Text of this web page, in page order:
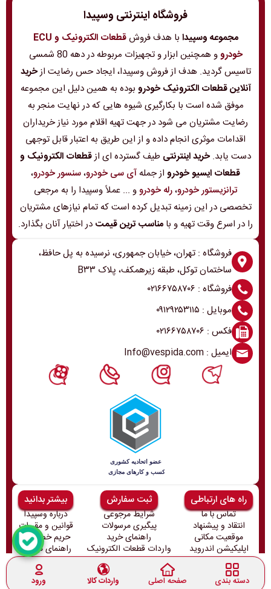
دسته بندی صفحه اصلی واردات کالا ورود
فروشگاه اینترنتی وسپیدا
مجموعه وسپیدا با هدف فروش
قطعات الکترونیک و ECU
خودرو
و همچنین ابزار و تجهیزات مربوطه در دهه 80 شمسی
تاسیس گردید. هدف از فروش وسپیدا، ایجاد حس رضایت ازخرید
آنلاین قطعات الکترونیک خودرو بوده به همین دلیل این مجموعه
موفق شده است با بکارگیری شیوه هایی که در نهایت منجر به
رضایت مشتریان می شود در جهت تهیه اقلام مورد نیاز خریداران
اقدامات موثری انجام داده و از این طریق به اعتبار قابل توجهی
دست یابد.خرید اینترنتی طیف گسترده ای ازقطعات الکترونیک و
قطعات ایسیو خودرو از جملهآی سی خودرو،سنسور خودرو،
ترانزیستور خودرو،رله خودرو و ... عملاً وسپیدا را به مرجعی
تخصصی در این زمینه تبدیل کرده است که تمام نیازهای مشتریان
را در اسرع وقت تهیه و با مناسب ترین قیمت در اختیار آنان بگذارد.
فروشگاه : تهران، خیابان جمهوری، نرسیده به پل حافظ،
ساختمان توکل، طبقه زیرهمکف، پلاک B۳۳
فروشگاه : ۰۲۱۶۶۷۵۸۷۰۶
موبایل : ۰۹۱۲۹۲۵۳۱۱۵
فکس : ۰۲۱۶۶۷۵۸۷۰۶
ایمیل : Info@vespida.com
راه های ارتباطی
تماس با ما
انتقاد و پیشنهاد
موقعیت مکانی
اپلیکیشن اندروید
ثبت سفارش
شرایط مرجوعی
پیگیری مرسولات
راهنمای خرید
واردات قطعات الکترونیک
بیشتر بدانید
درباره وسپیدا
قوانین و مقررات
حریم خصوصی
راهنمای ثبت‌نام
تمامی حقوق این سایت متعلق به وسپیدا میباشد و هر گونه کپی برداری
پیگرد قانونی دارد